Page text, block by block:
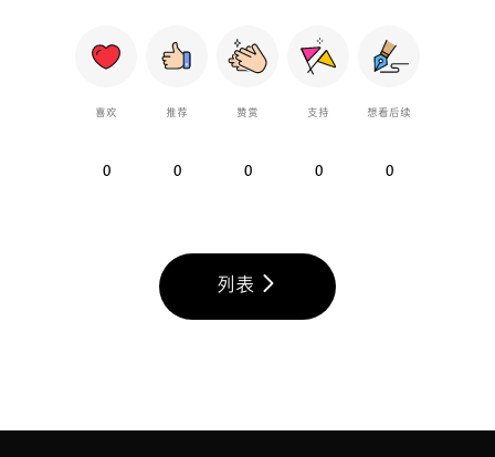
喜欢
0
推荐
0
赞赏
0
支持
0
想看后续
0
列表